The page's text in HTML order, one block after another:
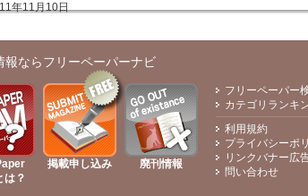
年11月10日
報ならフリーペーパーナビ
は？
掲載申し込み 廃刊情報
フリーペーパー
カテゴリランキ
利用規約
プライバシーポ
リンクバナー広
問い合わせ